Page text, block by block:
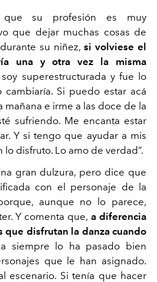
que su profesión es muy
que dejar muchas cosas de
su niñez, si volviese el
una y otra vez la misma
superestructurada y fue lo
Si puedo estar acá
mañana e irme a las doce de la
sufriendo. Me encanta estar
Y si tengo que ayudar a mis
disfruto. Lo amo de verdad”.
gran dulzura, pero dice que
con el personaje de la
aunque no lo parece,
Y comenta que, a diferencia
que disfrutan la danza cuando
siempre lo ha pasado bien
que le han asignado.
escenario. Si tenía que hacer